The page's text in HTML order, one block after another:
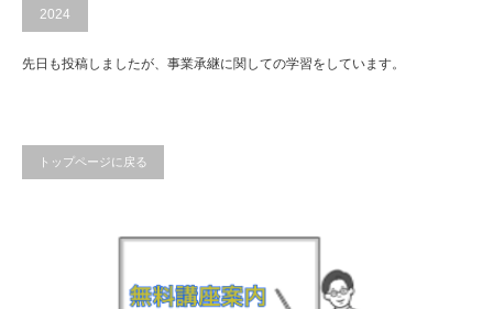
2024
先日も投稿しましたが、事業承継に関しての学習をしています。
トップページに戻る